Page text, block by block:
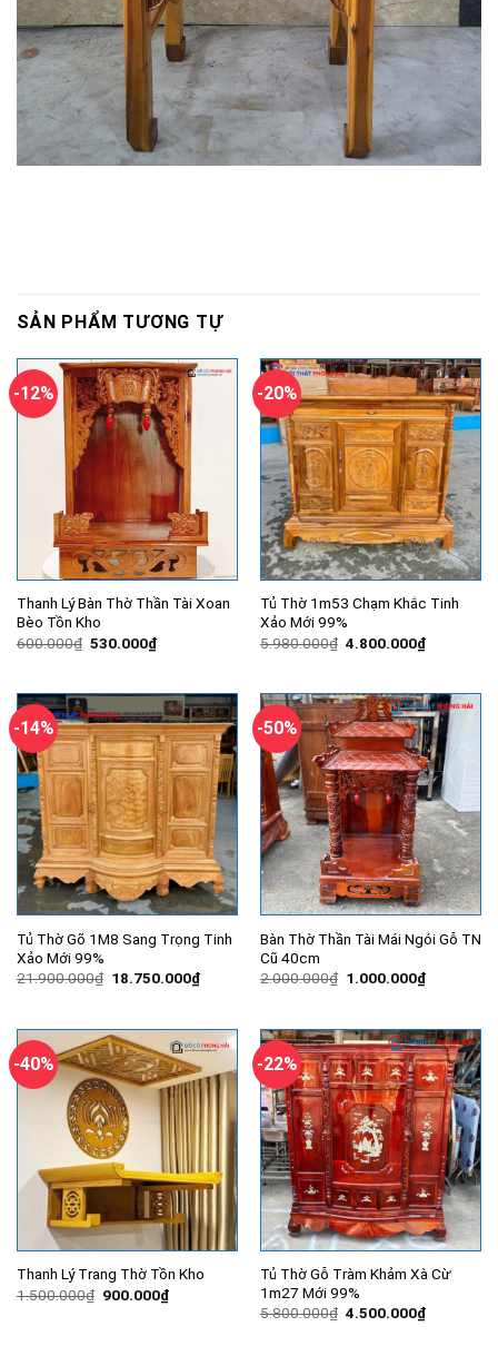
SẢN PHẨM TƯƠNG TỰ
-12%
Thanh Lý Bàn Thờ Thần Tài Xoan
Bèo Tồn Kho
600.000₫ Giá
530.000₫Giá
hiện
530.000₫.
-20%
Tủ Thờ 1m53 Chạm Khắc Tinh
Xảo Mới 99%
5.980.000₫ Giá
4.800.000₫Giá
hiện
-14%
Tủ Thờ Gõ 1M8 Sang Trọng Tinh
Xảo Mới 99%
21.900.000₫ Giá
18.750.000₫Giá
hiện
18.750.000₫.
-50%
Bàn Thờ Thần Tài Mái Ngói Gỗ TN
Cũ 40cm
2.000.000₫ Giá
1.000.000₫Giá
hiện
-40%
Thanh Lý Trang Thờ Tồn Kho
1.500.000₫ Giá
900.000₫Giá
hiện
-22%
Tủ Thờ Gỗ Tràm Khảm Xà Cừ
1m27 Mới 99%
5.800.000₫ Giá
4.500.000₫Giá
hiện